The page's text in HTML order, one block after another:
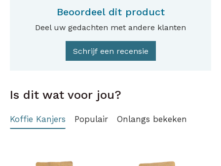
Beoordeel dit product
Deel uw gedachten met andere klanten
Schrijf een recensie
Is dit wat voor jou?
Koffie Kanjers Populair Onlangs bekeken